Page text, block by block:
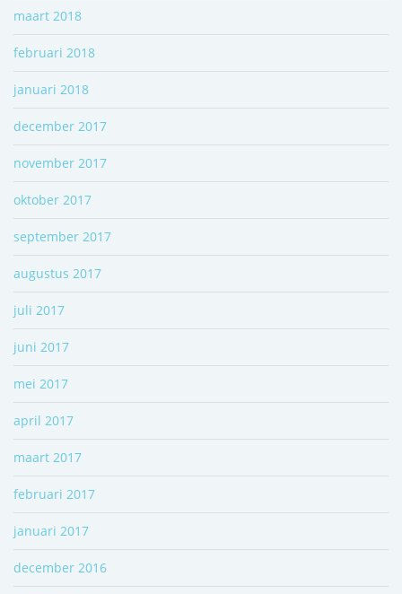
maart 2018
februari 2018
januari 2018
december 2017
november 2017
oktober 2017
september 2017
augustus 2017
juli 2017
juni 2017
mei 2017
april 2017
maart 2017
februari 2017
januari 2017
december 2016